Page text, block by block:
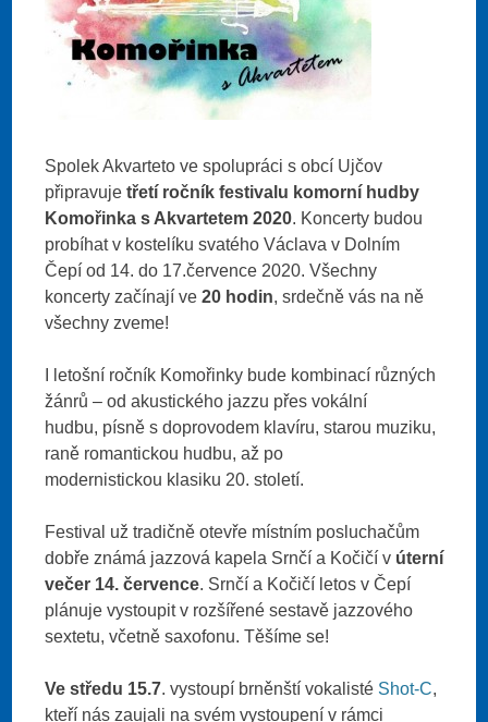
Spolek Akvarteto ve spolupráci s obcí Ujčov
připravujetřetí ročník festivalu komorní hudby
Komořinka s Akvartetem 2020. Koncerty budou
probíhat v kostelíku svatého Václava v Dolním
Čepí od 14. do 17.července 2020. Všechny
koncerty začínají ve20 hodin, srdečně vás na ně
všechny zveme!
I letošní ročník Komořinky bude kombinací různých
žánrů – od akustického jazzu přes vokální
hudbu, písně s doprovodem klavíru, starou muziku,
raně romantickou hudbu, až po
modernistickou klasiku 20. století.
Festival už tradičně otevře místním posluchačům
dobře známá jazzová kapela Srnčí a Kočičí v úterní
večer 14. července. Srnčí a Kočičí letos v Čepí
plánuje vystoupit v rozšířené sestavě jazzového
sextetu, včetně saxofonu. Těšíme se!
Ve středu 15.7. vystoupí brněnští vokalisté Shot-C,
kteří nás zaujali na svém vystoupení v rámci